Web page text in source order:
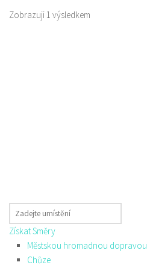
Zobrazuji 1 výsledkem
Získat Směry
Městskou hromadnou dopravou
Chůze